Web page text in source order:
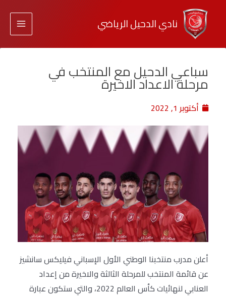
نادي الدحيل الرياضي
سباعي الدحيل مع المنتخب في
مرحلة الاعداد الاخيرة
أكتوبر 1, 2022
أعلن مدرب منتخبنا الوطني الأول الإسباني فيليكس سانشيز
عن قائمة المنتخب للمرحلة الثالثة والاخيرة من إعداد
العنابي لنهائيات كأس العالم 2022، والتي ستكون عبارة